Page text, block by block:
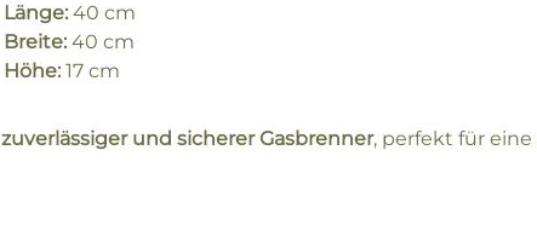
Länge: 40 cm
Breite: 40 cm
Höhe: 17 cm
zuverlässiger und sicherer Gasbrenner, perfekt für eine